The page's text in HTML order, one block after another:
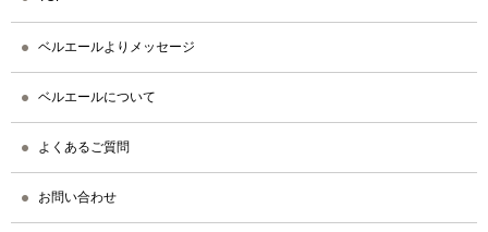
ベルエールよりメッセージ
ベルエールについて
よくあるご質問
お問い合わせ